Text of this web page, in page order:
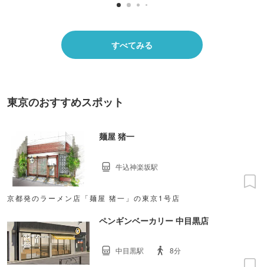
すべてみる
東京のおすすめスポット
麺屋 猪一
京都発のラーメン店「麺屋 猪一」の東京1号店
牛込神楽坂駅
ペンギンベーカリー 中目黒店
中目黒駅 8分